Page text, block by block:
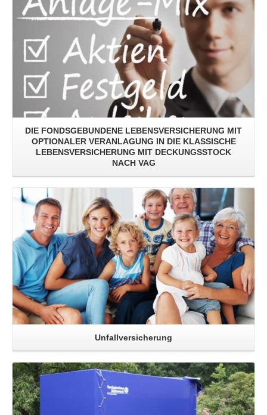
DIE FONDSGEBUNDENE LEBENSVERSICHERUNG MIT
OPTIONALER VERANLAGUNG IN DIE KLASSISCHE
LEBENSVERSICHERUNG MIT DECKUNGSSTOCK
NACH VAG
Read More
Unfallversicherung
Read More